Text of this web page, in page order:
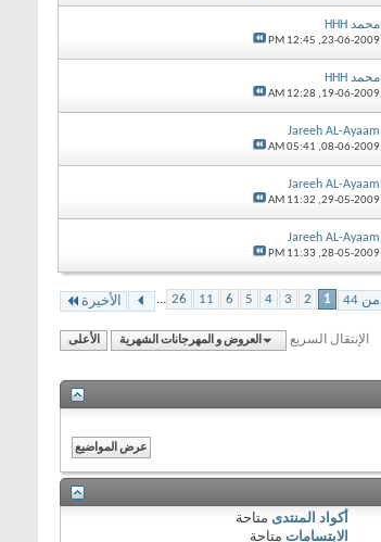
محمد HHH
23-06-2009,
12:45 PM
محمد HHH
19-06-2009,
12:28 AM
Jareeh AL-Ayaam
08-06-2009,
05:41 AM
Jareeh AL-Ayaam
29-05-2009,
11:32 AM
Jareeh AL-Ayaam
28-05-2009,
11:33 PM
1
2
3
4
5
6
11
26
... الأخيرة
الإنتقال السريع العروض و المهرجانات الشهرية الأعلى
أكواد المنتدى متاحة
الابتسامات متاحة